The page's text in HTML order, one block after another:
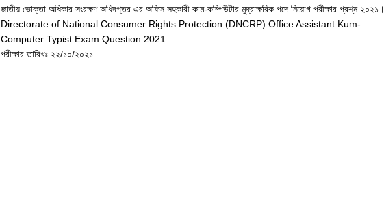
জাতীয় ভোক্তা অধিকার সংরক্ষণ অধিদপ্তর এর অফিস সহকারী কাম-কম্পিউটার মুদ্রাক্ষরিক পদে নিয়োগ পরীক্ষার প্রশ্ন ২০২১।
Directorate of National Consumer Rights Protection (DNCRP) Office Assistant Kum-
Computer Typist Exam Question 2021.
পরীক্ষার তারিখঃ ২২/১০/২০২১